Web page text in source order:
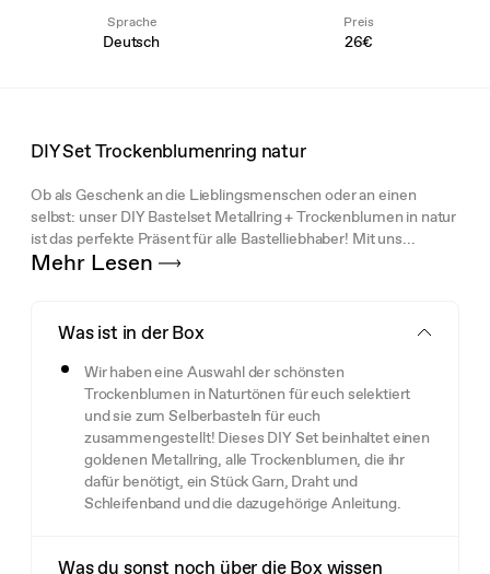
Sprache
Deutsch
Preis
26€
DIY Set Trockenblumenring natur
Ob als Geschenk an die Lieblingsmenschen oder an einen
selbst: unser DIY Bastelset Metallring + Trockenblumen in natur
ist das perfekte Präsent für alle Bastelliebhaber! Mit uns...
Mehr Lesen
Was ist in der Box
Wir haben eine Auswahl der schönsten
Trockenblumen in Naturtönen für euch selektiert
und sie zum Selberbasteln für euch
zusammengestellt! Dieses DIY Set beinhaltet einen
goldenen Metallring, alle Trockenblumen, die ihr
dafür benötigt, ein Stück Garn, Draht und
Schleifenband und die dazugehörige Anleitung.
Was du sonst noch über die Box wissen